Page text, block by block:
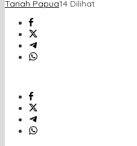
Tanah Papua14 Dilihat